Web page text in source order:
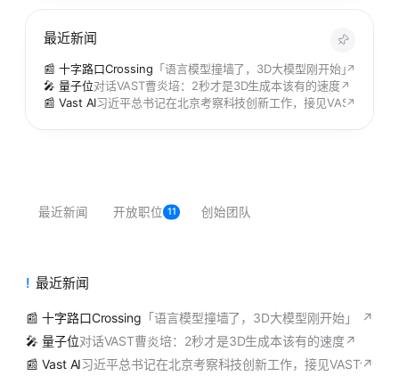
最近新闻
📰 十字路口Crossing 「语言模型撞墙了，3D大模型刚开始」｜和
↗
🎤 量子位对话VAST曹炎培：2秒才是3D生成本该有的速度↗
📰 Vast AI习近平总书记在北京考察科技创新工作，接见VAST创始人
↗
最近新闻 开放职位 11 创始团队
最近新闻
📰 十字路口Crossing 「语言模型撞墙了，3D大模型刚开始」｜和
↗
🎤 量子位对话VAST曹炎培：2秒才是3D生成本该有的速度↗
📰 Vast AI习近平总书记在北京考察科技创新工作，接见VAST创始
↗